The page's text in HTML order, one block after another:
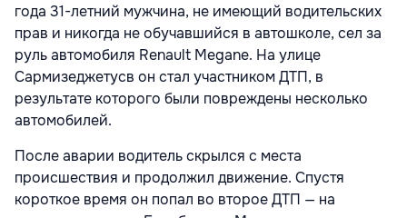
года 31-летний мужчина, не имеющий водительских
прав и никогда не обучавшийся в автошколе, сел за
руль автомобиля Renault Megane. На улице
Сармизеджетусв он стал участником ДТП, в
результате которого были повреждены несколько
автомобилей.
После аварии водитель скрылся с места
происшествия и продолжил движение. Спустя
короткое время он попал во второе ДТП — на